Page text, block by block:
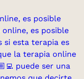
es posible